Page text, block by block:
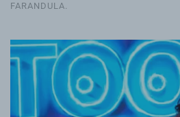
FARANDULA.